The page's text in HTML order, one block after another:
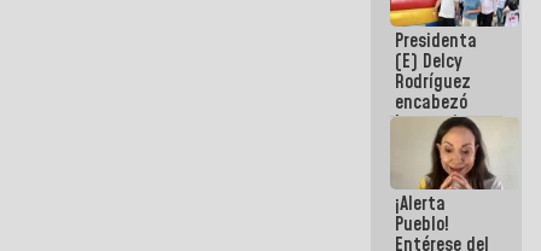
recuperación
del Sistema
Eléctrico
Nacional
Presidenta
(E) Delcy
Rodríguez
encabezó
lanzamiento
del Plan
Nacional de
Recreación
Vacacional
¡Alerta
Pueblo!
Entérese del